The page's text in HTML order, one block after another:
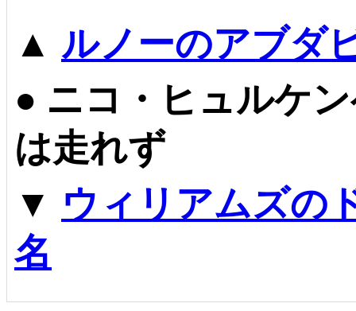
▲ ルノーのアブダ
● ニコ・ヒュルケ
は走れず
▼ ウィリアムズの
名